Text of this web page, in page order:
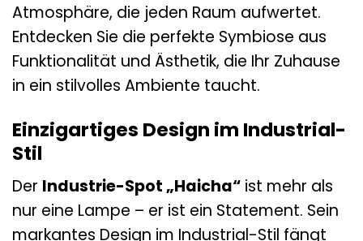
Atmosphäre, die jeden Raum aufwertet.
Entdecken Sie die perfekte Symbiose aus
Funktionalität und Ästhetik, die Ihr Zuhause
in ein stilvolles Ambiente taucht.
Einzigartiges Design im Industrial-
Stil
Der Industrie-Spot „Haicha“ ist mehr als
nur eine Lampe – er ist ein Statement. Sein
markantes Design im Industrial-Stil fängt